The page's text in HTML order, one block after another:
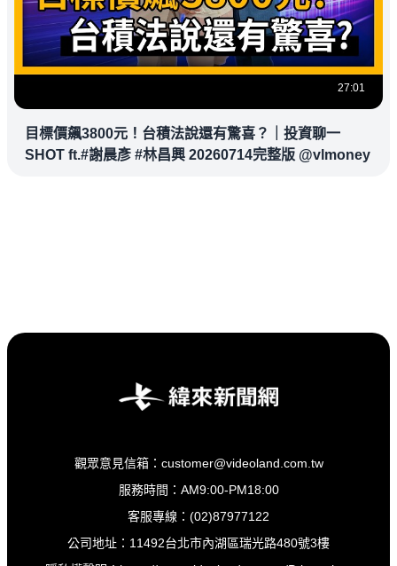
27:01
目標價飆3800元！台積法說還有驚喜？｜投資聊一
SHOT ft.#謝晨彥 #林昌興 20260714完整版 @vlmoney
觀眾意見信箱：customer@videoland.com.tw
服務時間：AM9:00-PM18:00
客服專線：(02)87977122
公司地址：11492台北市內湖區瑞光路480號3樓